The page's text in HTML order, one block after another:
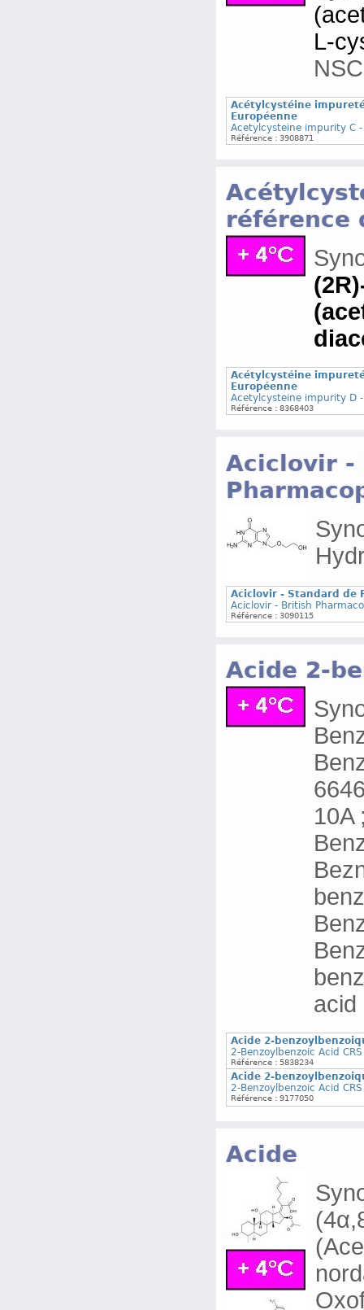
L-
Acétylcystéine
Européenne
Acetylcysteine impurity C
Référence : 3908871
référence
Acétylcystéine
Européenne
Acetylcysteine impurity D
Référence : 8368403
Aciclovir -
Aciclovir - Standard de
Aciclovir - British
Référence : 3090115
Acide 2-
10A
acid
Acide 2-
2-Benzoylbenzoic Acid
Référence : 5838234
Acide 2-
2-Benzoylbenzoic Acid
Référence : 9177050
Acide